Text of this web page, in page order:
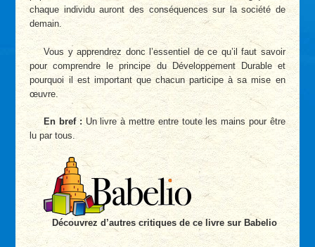
chaque individu auront des conséquences sur la société de
demain.
Vous y apprendrez donc l’essentiel de ce qu’il faut savoir
pour comprendre le principe du Développement Durable et
pourquoi il est important que chacun participe à sa mise en
œuvre.
En bref :Un livre à mettre entre toute les mains pour être
lu par tous.
Découvrez d’autres critiques de ce livre sur Babelio